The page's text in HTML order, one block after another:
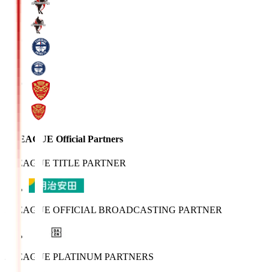
J.LEAGUE Official Partners
J.LEAGUE TITLE PARTNER
J.LEAGUE OFFICIAL BROADCASTING PARTNER
J.LEAGUE PLATINUM PARTNERS